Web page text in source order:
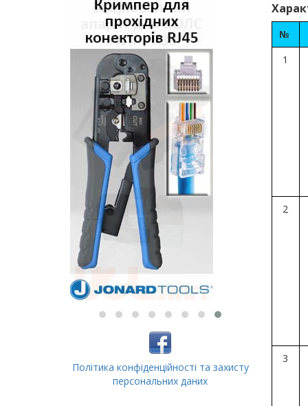
Політика конфіденційності та захисту
персональних даних
№
1
2
3